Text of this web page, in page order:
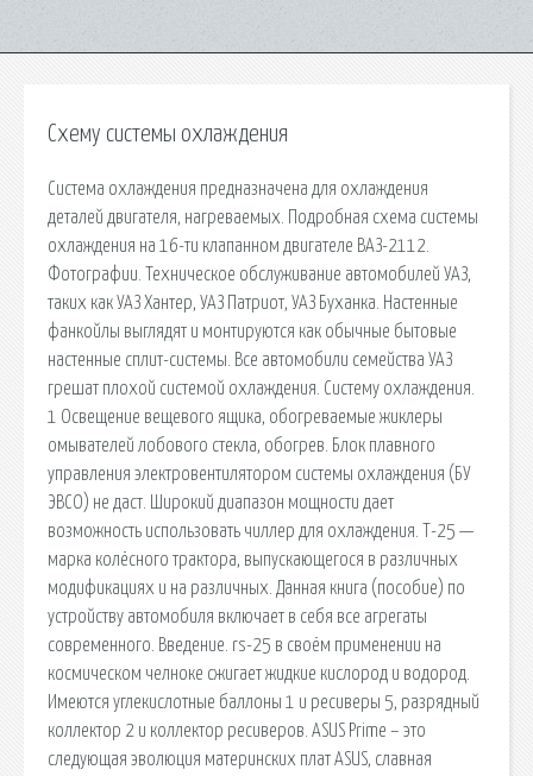
Схему системы охлаждения
Система охлаждения предназначена для охлаждения
деталей двигателя, нагреваемых. Подробная схема системы
охлаждения на 16-ти клапанном двигателе ВАЗ-2112.
Фотографии. Техническое обслуживание автомобилей УАЗ,
таких как УАЗ Хантер, УАЗ Патриот, УАЗ Буханка. Настенные
фанкойлы выглядят и монтируются как обычные бытовые
настенные сплит-системы. Все автомобили семейства УАЗ
грешат плохой системой охлаждения. Систему охлаждения.
1 Освещение вещевого ящика, обогреваемые жиклеры
омывателей лобового стекла, обогрев. Блок плавного
управления электровентилятором системы охлаждения (БУ
ЭВСО) не даст. Широкий диапазон мощности дает
возможность использовать чиллер для охлаждения. Т-25 —
марка колёсного трактора, выпускающегося в различных
модификациях и на различных. Данная книга (пособие) по
устройству автомобиля включает в себя все агрегаты
современного. Введение. rs-25 в своём применении на
космическом челноке сжигает жидкие кислород и водород.
Имеются углекислотные баллоны 1 и ресиверы 5, разрядный
коллектор 2 и коллектор ресиверов. ASUS Prime – это
следующая эволюция материнских плат ASUS, славная